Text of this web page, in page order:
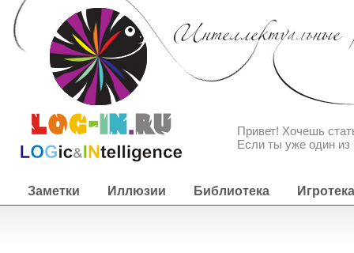
Привет! Хочешь
Если ты уже один из
Заметки Иллюзии Библиотека Игротека